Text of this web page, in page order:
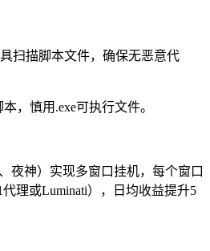
扫描脚本文件，确保无恶意代
，慎用.exe可执行文件。
夜神）实现多窗口挂机，每个窗口
理或Luminati），日均收益提升5